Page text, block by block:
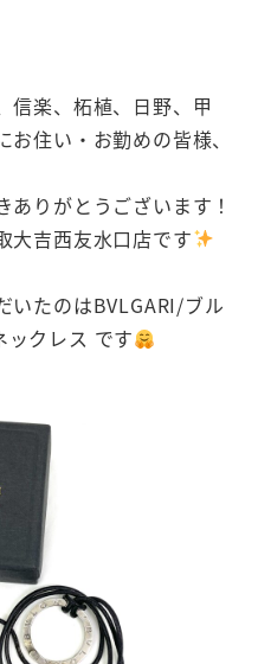
信楽、柘植、日野、甲
住い・お勤めの皆様、
りがとうございます！
大吉西友水口店です
いたのはBVLGARI/ブル
クレス です